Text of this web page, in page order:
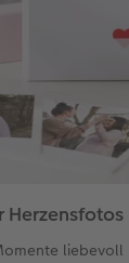
Herzensfotos